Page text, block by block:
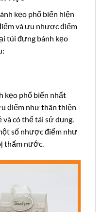
kẹo phổ biến hiện
và ưu nhược điểm
túi đựng bánh kẹo
kẹo phổ biến nhất
điểm như thân thiện
có thể tái sử dụng.
số nhược điểm như
thấm nước.